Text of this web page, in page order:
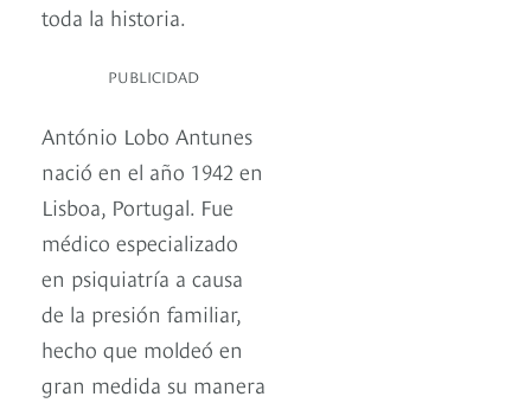
toda la historia.
PUBLICIDAD
António Lobo Antunes
nació en el año 1942 en
Lisboa, Portugal. Fue
médico especializado
en psiquiatría a causa
de la presión familiar,
hecho que moldeó en
gran medida su manera